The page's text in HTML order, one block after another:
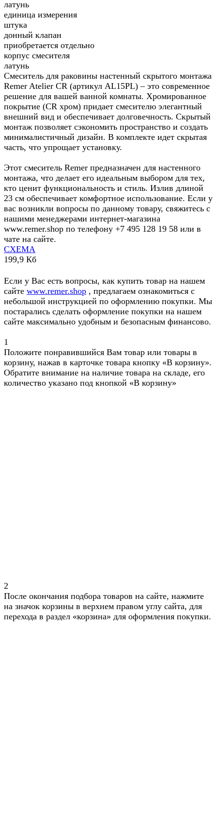
латунь
единица измерения
штука
донный клапан
приобретается отдельно
корпус смесителя
латунь
Смеситель для раковины настенный скрытого монтажа
Remer Atelier CR (артикул AL15PL) – это современное
решение для вашей ванной комнаты. Хромированное
покрытие (CR хром) придает смесителю элегантный
внешний вид и обеспечивает долговечность. Скрытый
монтаж позволяет сэкономить пространство и создать
минималистичный дизайн. В комплекте идет скрытая
часть, что упрощает установку.
Этот смеситель Remer предназначен для настенного
монтажа, что делает его идеальным выбором для тех,
кто ценит функциональность и стиль. Излив длиной
23 см обеспечивает комфортное использование. Если у
вас возникли вопросы по данному товару, свяжитесь с
нашими менеджерами интернет-магазина
www.remer.shop по телефону +7 495 128 19 58 или в
чате на сайте.
СХЕМА
199,9 Кб
Если у Вас есть вопросы, как купить товар на нашем
сайте www.remer.shop , предлагаем ознакомиться с
небольшой инструкцией по оформлению покупки. Мы
постарались сделать оформление покупки на нашем
сайте максимально удобным и безопасным финансово.
1
Положите понравившийся Вам товар или товары в
корзину, нажав в карточке товара кнопку «В корзину».
Обратите внимание на наличие товара на складе, его
количество указано под кнопкой «В корзину»
2
После окончания подбора товаров на сайте, нажмите
на значок корзины в верхнем правом углу сайта, для
перехода в раздел «корзина» для оформления покупки.